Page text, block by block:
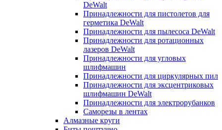
DeWalt
Принадлежности для пистолетов для
герметика DeWalt
Принадлежности для пылесоса DeWalt
Принадлежности для ротационных
лазеров DeWalt
Принадлежности для угловых
шлифмашин
Принадлежности для циркулярных пил
Принадлежности для эксцентриковых
шлифмашин DeWalt
Принадлежности для электрорубанков
Саморезы в лентах
Алмазные круги